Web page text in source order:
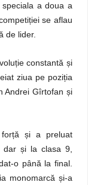
a doua a
se aflau
de lider.
constantă și
ziua pe poziția
Andrei Gîrtofan și
și a preluat
dar și la clasa 9,
o până la final.
monomarcă și-a